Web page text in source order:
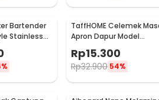
Bartender
Stainless
TaffHOME Celemek
Apron Dapur Model
Kantong Pola Spatula -
JJ41
Rp15.300
Rp32.900 54%